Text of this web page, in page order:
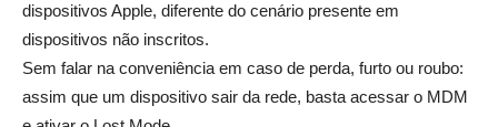
dispositivos Apple, diferente do cenário presente em
dispositivos não inscritos.
Sem falar na conveniência em caso de perda, furto ou roubo:
assim que um dispositivo sair da rede, basta acessar o MDM